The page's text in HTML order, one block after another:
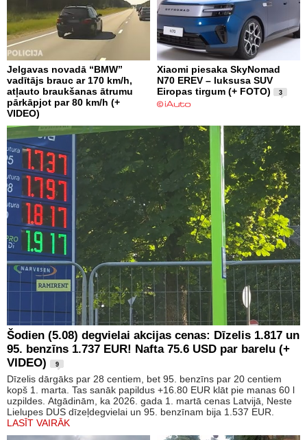
Jelgavas novadā “BMW”
vadītājs brauc ar 170 km/h,
atļauto braukšanas ātrumu
pārkāpjot par 80 km/h (+
VIDEO)
Xiaomi piesaka SkyNomad
N70 EREV – luksusa SUV
Eiropas tirgum (+ FOTO)
3
Šodien (5.08) degvielai akcijas cenas: Dīzelis 1.817 un
95. benzīns 1.737 EUR! Nafta 75.6 USD par barelu (+
VIDEO)
9
Dīzelis dārgāks par 28 centiem, bet 95. benzīns par 20 centiem
kopš 1. marta. Tas sanāk papildus +16.80 EUR klāt pie manas 60 l
uzpildes. Atgādinām, ka 2026. gada 1. martā cenas Latvijā, Neste
Lielupes DUS dīzeļdegvielai un 95. benzīnam bija 1.537 EUR.
LASĪT VAIRĀK